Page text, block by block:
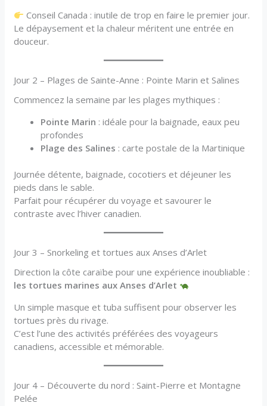
Conseil Canada : inutile de trop en faire le premier jour.
Le dépaysement et la chaleur méritent une entrée en
douceur.
Jour 2 – Plages de Sainte-Anne : Pointe Marin et Salines
Commencez la semaine par les plages mythiques :
Pointe Marin : idéale pour la baignade, eaux peu
profondes
Plage des Salines : carte postale de la Martinique
Journée détente, baignade, cocotiers et déjeuner les
pieds dans le sable.
Parfait pour récupérer du voyage et savourer le
contraste avec l’hiver canadien.
Jour 3 – Snorkeling et tortues aux Anses d’Arlet
Direction la côte caraïbe pour une expérience inoubliable :
les tortues marines aux Anses d’Arlet
Un simple masque et tuba suffisent pour observer les
tortues près du rivage.
C’est l’une des activités préférées des voyageurs
canadiens, accessible et mémorable.
Jour 4 – Découverte du nord : Saint-Pierre et Montagne
Pelée